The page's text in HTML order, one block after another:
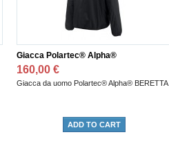
Giacca Polartec® Alpha®
160,00 €
Giacca da uomo Polartec® Alpha® BERETTA.
ADD TO CART